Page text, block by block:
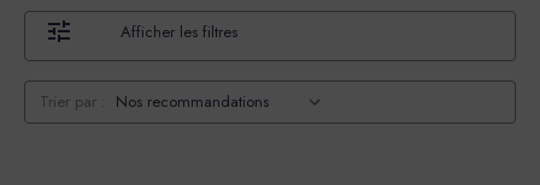
Afficher les filtres
Trier par :